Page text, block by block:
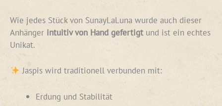
Wie jedes Stück von SunayLaLuna wurde auch dieser
Anhänger intuitiv von Hand gefertigt und ist ein echtes
Unikat.
Jaspis wird traditionell verbunden mit:
Erdung und Stabilität